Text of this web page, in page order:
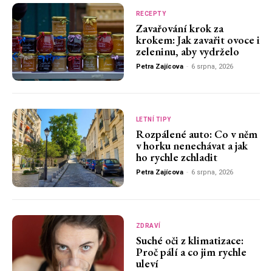
RECEPTY
Zavařování krok za
krokem: Jak zavařit ovoce i
zeleninu, aby vydrželo
Petra Zajícova - 6 srpna, 2026
LETNÍ TIPY
Rozpálené auto: Co v něm
v horku nenechávat a jak
ho rychle zchladit
Petra Zajícova - 6 srpna, 2026
ZDRAVÍ
Suché oči z klimatizace:
Proč pálí a co jim rychle
uleví